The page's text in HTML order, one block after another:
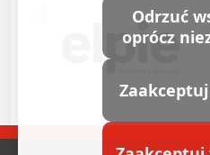
POPRZEDNI SLAJDOdrzuć
oprócz